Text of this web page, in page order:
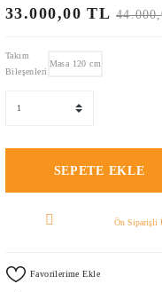
33.000,00 TL
Takım
Bileşenleri
Masa 120 cm
SEPETE EKLE
Ön Siparişli